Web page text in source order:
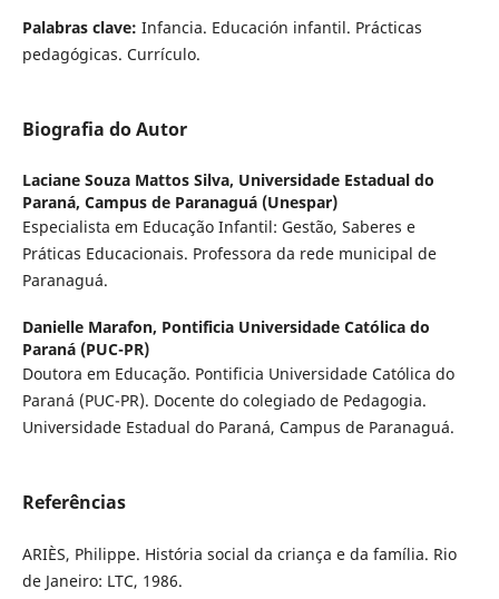
Palabras clave: Infancia. Educación infantil. Prácticas
pedagógicas. Currículo.
Biografia do Autor
Laciane Souza Mattos Silva, Universidade Estadual do
Paraná, Campus de Paranaguá (Unespar)
Especialista em Educação Infantil: Gestão, Saberes e
Práticas Educacionais. Professora da rede municipal de
Paranaguá.
Danielle Marafon, Pontificia Universidade Católica do
Paraná (PUC-PR)
Doutora em Educação. Pontificia Universidade Católica do
Paraná (PUC-PR). Docente do colegiado de Pedagogia.
Universidade Estadual do Paraná, Campus de Paranaguá.
Referências
ARIÈS, Philippe. História social da criança e da família. Rio
de Janeiro: LTC, 1986.